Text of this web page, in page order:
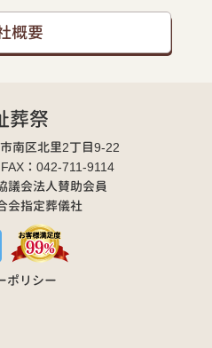
概要
葬祭
南区北里2丁目9-22
：042-711-9114
議会法人賛助会員
会指定葬儀社
ポリシー